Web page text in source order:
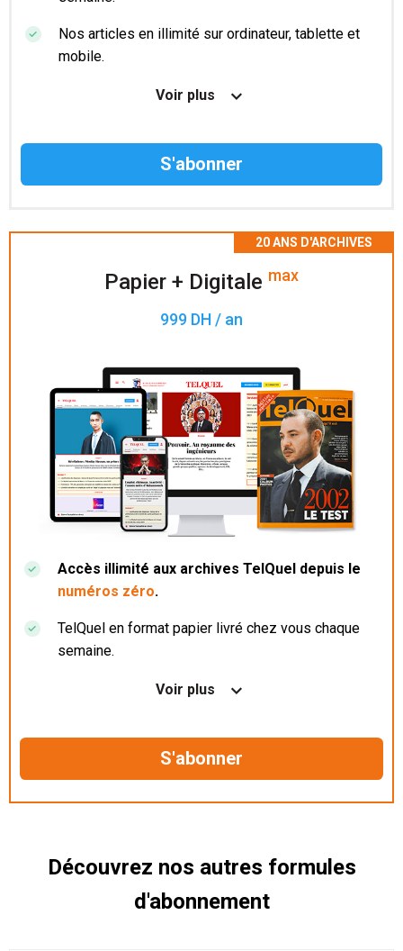
Nos articles en illimité sur ordinateur, tablette et
mobile.
Le magazine TelQuel en numérique avant la sortie
Voir plus
Papier + Digitale max
999 DH / an
Accès illimité aux archives TelQuel depuis le
numéros zéro.
TelQuel en format papier livré chez vous chaque
semaine.
Nos articles en illimité sur ordinateur, tablette et
Le magazine TelQuel en numérique avant la sortie
Des informations confidentielles résérvées aux
Voir plus
Découvrez nos autres formules
d'abonnement